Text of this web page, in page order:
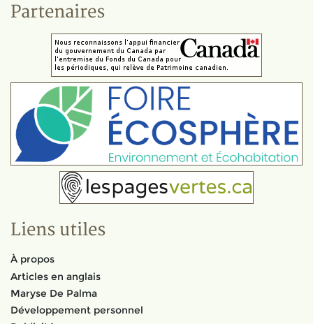
Partenaires
Liens utiles
À propos
Articles en anglais
Maryse De Palma
Développement personnel